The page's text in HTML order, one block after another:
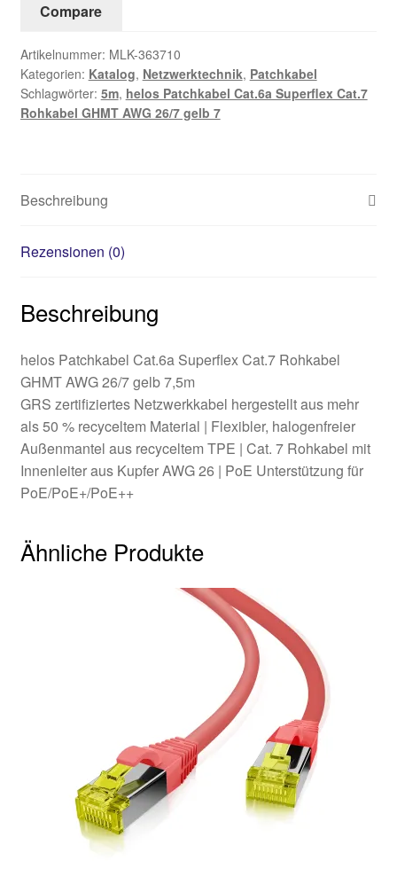
Cat.7
GHMT
AWG
26/7
gelb
Compare
Artikelnummer: MLK-363710
Kategorien: Katalog, Netzwerktechnik, Patchkabel
Schlagwörter: 5m, helos Patchkabel Cat.6a Superflex Cat.7
Rohkabel GHMT AWG 26/7 gelb 7
Beschreibung
Rezensionen (0)
Beschreibung
helos Patchkabel Cat.6a Superflex Cat.7 Rohkabel
GHMT AWG 26/7 gelb 7,5m
GRS zertifiziertes Netzwerkkabel hergestellt aus mehr
als 50 % recyceltem Material | Flexibler, halogenfreier
Außenmantel aus recyceltem TPE | Cat. 7 Rohkabel mit
Innenleiter aus Kupfer AWG 26 | PoE Unterstützung für
PoE/PoE+/PoE++
Ähnliche Produkte